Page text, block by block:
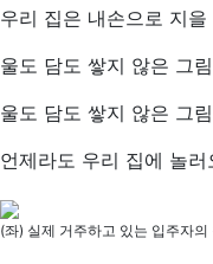
우리 집은 내손으로 지을
울도 담도 쌓지 않은 그
울도 담도 쌓지 않은 그
언제라도 우리 집에 놀
(좌) 실제 거주하고 있는 입주자